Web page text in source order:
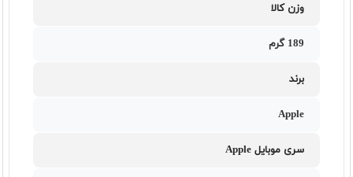
وزن کالا
189 گرم
برند
Apple
سری موبایل Apple